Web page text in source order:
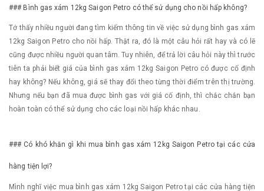
### Bình gas xám 12kg Saigon Petro có thể sử dụng cho nồi hấp không?
Tớ thấy nhiều người đang tìm kiếm thông tin về việc sử dụng bình gas xám
12kg Saigon Petro cho nồi hấp. Thật ra, đó là một câu hỏi rất hay và có lẽ
cũng được nhiều người quan tâm. Tuy nhiên, để trả lời câu hỏi này thì trước
tiên ta phải biết giá của bình gas xám 12kg Saigon Petro có được cố định
hay không? Nếu không, giá sẽ thay đổi theo từng thời điểm trên thị trường.
Nhưng nếu bạn đã mua được bình gas với giá cố định, thì chắc chắn bạn
hoàn toàn có thể sử dụng cho các loại nồi hấp khác nhau.
### Có khó khăn gì khi mua bình gas xám 12kg Saigon Petro tại các cửa
hàng tiện lợi?
Mình nghĩ việc mua bình gas xám 12kg Saigon Petro tại các cửa hàng tiện